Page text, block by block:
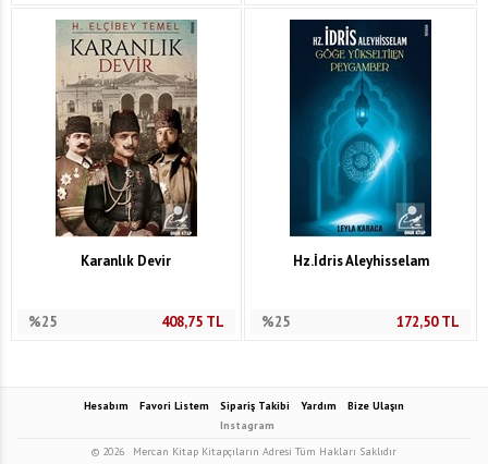
Karanlık Devir
%25 408,75TL
Hz.İdris Aleyhisselam
%25 172,50TL
Hesabım Favori Listem Sipariş Takibi Yardım
Bize Ulaşın
Instagram
© 2026
Mercan Kitap Kitapçıların Adresi Tüm Hakları Saklıdır